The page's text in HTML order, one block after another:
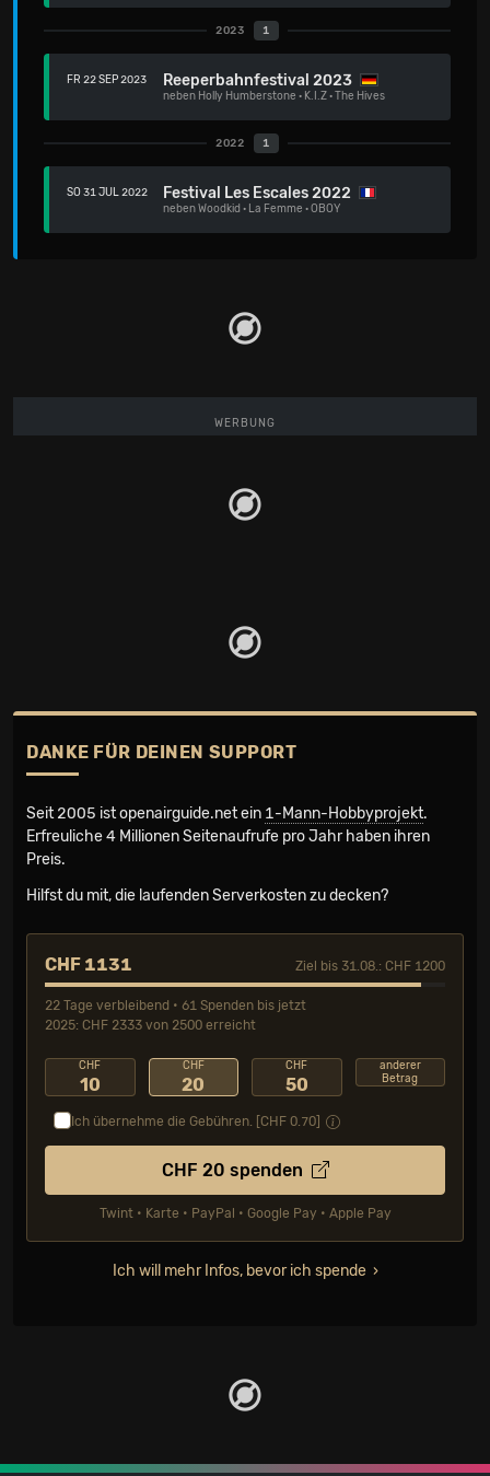
2023 1
FR 22 SEP 2023 Reeperbahnfestival 2023
neben Holly Humberstone · K.I.Z·The Hives
2022 1
SO 31 JUL 2022 Festival Les Escales 2022
nebenWoodkid · La Femme ·OBOY
WERBUNG
DANKE FÜR DEINEN SUPPORT
Seit 2005 ist openairguide.net ein 1-Mann-Hobbyprojekt.
Erfreuliche 4 Millionen Seiten­aufrufe pro Jahr haben ihren
Preis.
Hilfst du mit, die laufenden Serverkosten zu decken?
CHF 1131 Ziel bis 31.08.: CHF 1200
22 Tage verbleibend • 61 Spenden bis jetzt
2025: CHF 2333 von 2500 erreicht
CHF
10
CHF
20
CHF
50
anderer
Betrag
Ich übernehme die Gebühren. [CHF 0.70
CHF 20 spenden
Twint • Karte • PayPal • Google Pay • Apple Pay
Ich will mehr Infos, bevor ich spende